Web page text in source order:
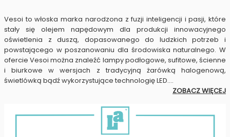
Vesoi to włoska marka narodzona z fuzji inteligencji i pasji, które
stały się olejem napędowym dla produkcji innowacyjnego
oświetlenia z duszą, dopasowanego do ludzkich potrzeb i
powstającego w poszanowaniu dla środowiska naturalnego. W
ofercie Vesoi można znaleźć lampy podłogowe, sufitowe, ścienne
i biurkowe w wersjach z tradycyjną żarówką halogenową,
świetlówką bądź wykorzystujące technologię LED....
ZOBACZ WIĘCEJ